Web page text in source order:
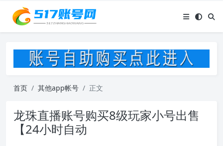
首页 其他app帐号 正文
龙珠直播账号购买8级玩家小号出售
【24小时自动